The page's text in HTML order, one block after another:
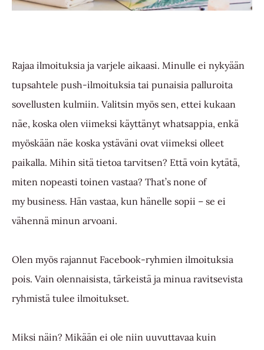
Rajaa ilmoituksia ja varjele aikaasi. Minulle ei nykyään
tupsahtele push-ilmoituksia tai punaisia palluroita
sovellusten kulmiin. Valitsin myös sen, ettei kukaan
näe, koska olen viimeksi käyttänyt whatsappia, enkä
myöskään näe koska ystäväni ovat viimeksi olleet
paikalla. Mihin sitä tietoa tarvitsen? Että voin kytätä,
miten nopeasti toinen vastaa? That’s none of
my business. Hän vastaa, kun hänelle sopii – se ei
vähennä minun arvoani.
Olen myös rajannut Facebook-ryhmien ilmoituksia
pois. Vain olennaisista, tärkeistä ja minua ravitsevista
ryhmistä tulee ilmoitukset.
Miksi näin? Mikään ei ole niin uuvuttavaa kuin